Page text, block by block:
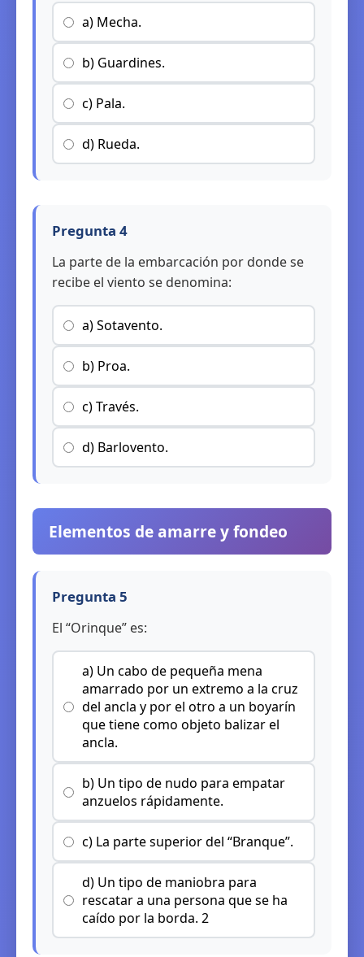
a) Mecha.
b) Guardines.
c) Pala.
d) Rueda.
Pregunta 4
La parte de la embarcación por donde se
recibe el viento se denomina:
a) Sotavento.
b) Proa.
c) Través.
d) Barlovento.
Elementos de amarre y fondeo
Pregunta 5
El “Orinque” es:
a) Un cabo de pequeña mena
amarrado por un extremo a la cruz
del ancla y por el otro a un boyarín
que tiene como objeto balizar el
ancla.
b) Un tipo de nudo para empatar
anzuelos rápidamente.
c) La parte superior del “Branque”.
d) Un tipo de maniobra para
rescatar a una persona que se ha
caído por la borda. 2